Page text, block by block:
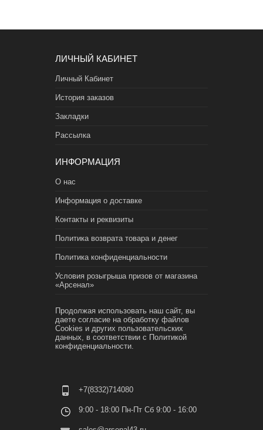
ЛИЧНЫЙ КАБИНЕТ
Личный Кабинет
История заказов
Закладки
Рассылка
ИНФОРМАЦИЯ
О нас
Информация о доставке
Контакты и реквизиты
Политика возврата товара и денег
Политика конфиденциальности
Условия розыгрыша призов от магазина
«Арсенал»
Продолжая использовать наш сайт, вы
даете согласие на обработку файлов
Cookies и других пользовательских
данных, в соответствии с Политикой
конфиденциальности.
+7(8332)714080
9:00 - 18:00 Пн-Пт Сб 9:00 - 16:00